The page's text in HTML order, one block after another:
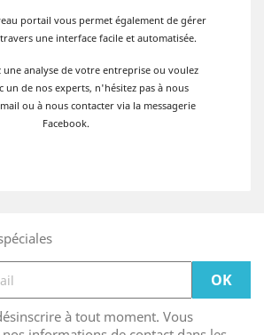
portail vous permet également de gérer
une interface facile et automatisée.
une analyse de votre entreprise ou voulez
un de nos experts, n'hésitez pas à nous
ou à nous contacter via la messagerie
Facebook.
à tout moment. Vous